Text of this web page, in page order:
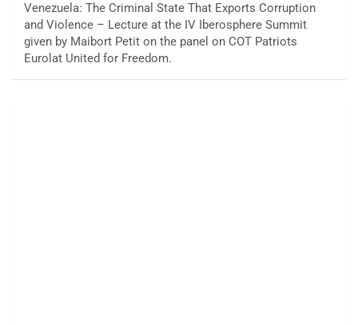
Venezuela: The Criminal State That Exports Corruption
and Violence – Lecture at the IV Iberosphere Summit
given by Maibort Petit on the panel on COT Patriots
Eurolat United for Freedom.